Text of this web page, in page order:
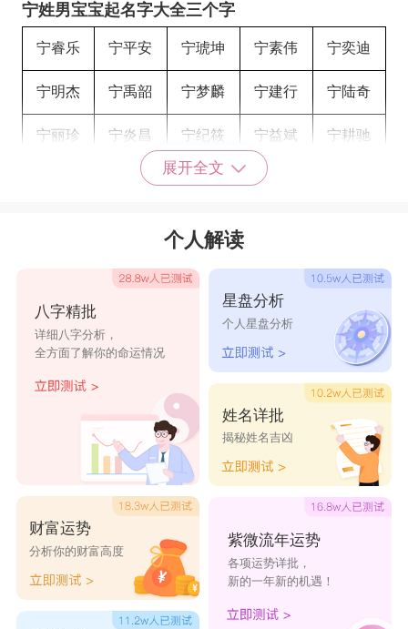
宁姓男宝宝起名字大全三个字
宁睿乐 宁平安 宁琥坤 宁素伟 宁奕迪
宁明杰 宁禹韶 宁梦麟 宁建行 宁陆奇
宁丽珍 宁炎昌 宁纪筱 宁益斌 宁耕驰
宁皓纯 宁一多 宁添维
宁眠川 宁丽华 宁言朋 宁泽源
宁泽晗 宁彦红 宁访冬 宁明煦
宁莹华 宁晓瑶 宁诗娟 宁晴曦 宁若蕊
展开全文
个人解读
八字精批
详细八字分析，
全方面了解你的命运情况
财富运势
分析你的财富高度
星盘分析
个人星盘分析
姓名详批
揭秘姓名吉凶
紫微流年运势
各项运势详批，
新的一年新的机遇！